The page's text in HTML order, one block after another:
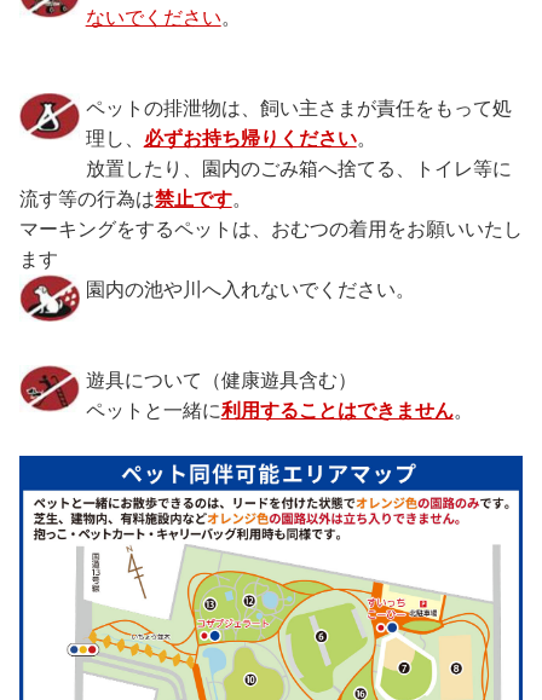
ないでください。
ペットの排泄物は、飼い主さまが責任をもって処
理し、 必ずお持ち帰りください。
放置したり、園内のごみ箱へ捨てる、トイレ等に
流す等の行為は禁止です。
マーキングをするペットは、おむつの着用をお願いいたし
ます
園内の池や川へ入れないでください。
遊具について（健康遊具含む）
ペットと一緒に利用することはできません。